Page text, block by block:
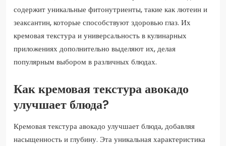
содержит уникальные фитонутриенты, такие как лютеин и
зеаксантин, которые способствуют здоровью глаз. Их
кремовая текстура и универсальность в кулинарных
приложениях дополнительно выделяют их, делая
популярным выбором в различных блюдах.
Как кремовая текстура авокадо
улучшает блюда?
Кремовая текстура авокадо улучшает блюда, добавляя
насыщенность и глубину. Эта уникальная характеристика